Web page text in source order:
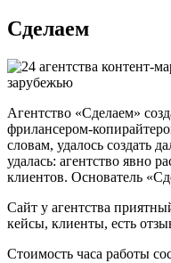
Сделаем
Агентство «Сделаем»
фрилансером-
словам, удалось создать
удалась: агентство явно
клиентов. Основатель
Сайт у агентства
кейсы, клиенты, есть
Стоимость часа работы